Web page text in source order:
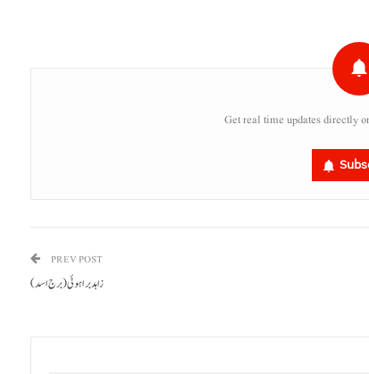
Get real time updates directly
PREV POST
زاہد براہوئی(برج اسد)